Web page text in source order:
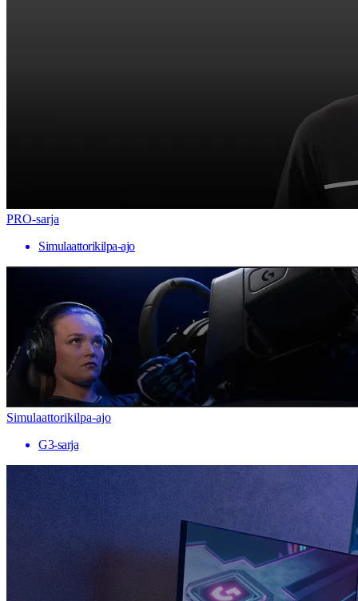
PRO-sarja
Simulaattorikilpa-ajo
Simulaattorikilpa-ajo
G3-sarja